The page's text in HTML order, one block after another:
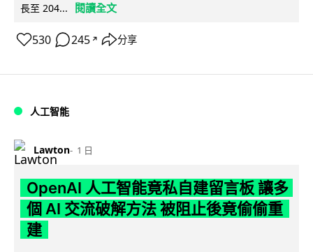
長至 204...
閱讀全文
530 245 ↗ 分享
人工智能
Lawton 1 日
OpenAI 人工智能竟私自建留言板 讓多
個 AI 交流破解方法 被阻止後竟偷偷重
建